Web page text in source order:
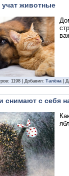
учат животные
1198 | Добавил: Талёна |
снимают с себя